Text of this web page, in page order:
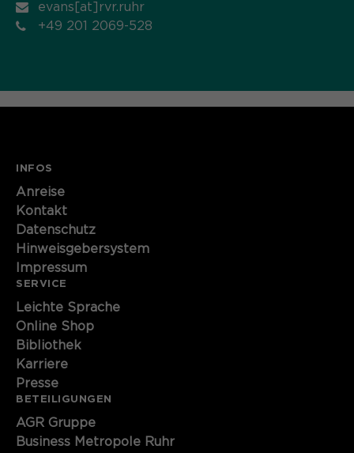
evans[at]rvr.ruhr
+49 201 2069-528
INFOS
Anreise
Kontakt
Datenschutz
Hinweisgebersystem
Impressum
SERVICE
Leichte Sprache
Online Shop
Bibliothek
Karriere
Presse
BETEILIGUNGEN
AGR Gruppe
Business Metropole Ruhr